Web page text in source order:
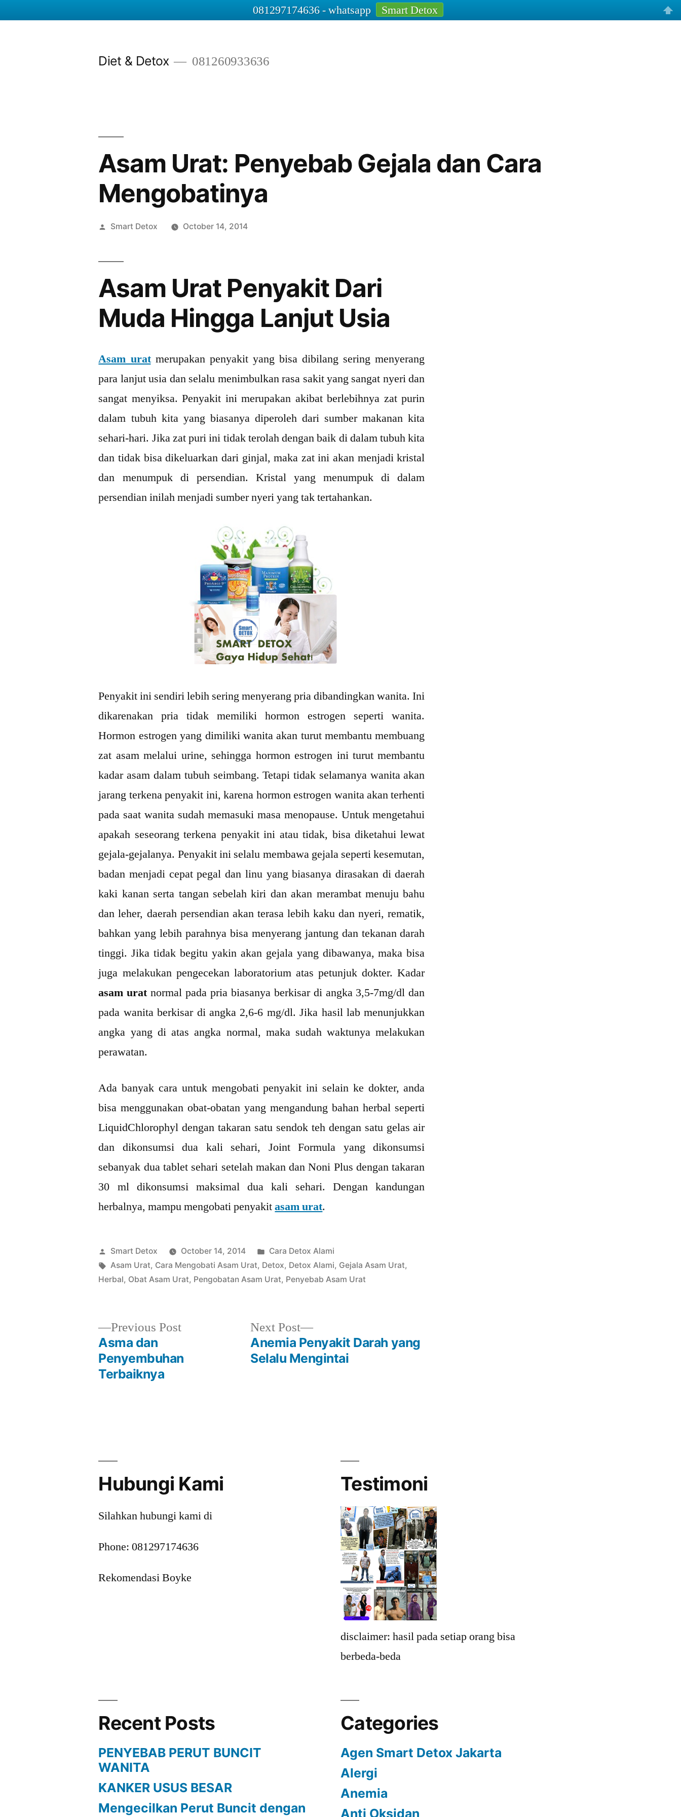
Diet & Detox 081260933636
Asam Urat: Penyebab Gejala dan Cara
Mengobatinya
Posted
Smart Detox October 14, 2014
Asam Urat Penyakit Dari
Muda Hingga Lanjut Usia
Asam uratmerupakan penyakit yang bisa dibilang sering menyerang
para lanjut usia dan selalu menimbulkan rasa sakit yang sangat nyeri dan
sangat menyiksa. Penyakit ini merupakan akibat berlebihnya zat purin
dalam tubuh kita yang biasanya diperoleh dari sumber makanan kita
sehari-hari. Jika zat puri ini tidak terolah dengan baik di dalam tubuh kita
dan tidak bisa dikeluarkan dari ginjal, maka zat ini akan menjadi kristal
dan menumpuk di persendian. Kristal yang menumpuk di dalam
persendian inilah menjadi sumber nyeri yang tak tertahankan.
Penyakit ini sendiri lebih sering menyerang pria dibandingkan wanita. Ini
dikarenakan pria tidak memiliki hormon estrogen seperti wanita.
Hormon estrogen yang dimiliki wanita akan turut membantu membuang
zat asam melalui urine, sehingga hormon estrogen ini turut membantu
kadar asam dalam tubuh seimbang. Tetapi tidak selamanya wanita akan
jarang terkena penyakit ini, karena hormon estrogen wanita akan terhenti
pada saat wanita sudah memasuki masa menopause. Untuk mengetahui
apakah seseorang terkena penyakit ini atau tidak, bisa diketahui lewat
gejala-gejalanya. Penyakit ini selalu membawa gejala seperti kesemutan,
badan menjadi cepat pegal dan linu yang biasanya dirasakan di daerah
kaki kanan serta tangan sebelah kiri dan akan merambat menuju bahu
dan leher, daerah persendian akan terasa lebih kaku dan nyeri, rematik,
bahkan yang lebih parahnya bisa menyerang jantung dan tekanan darah
tinggi. Jika tidak begitu yakin akan gejala yang dibawanya, maka bisa
juga melakukan pengecekan laboratorium atas petunjuk dokter. Kadar
asam uratnormal pada pria biasanya berkisar di angka 3,5-7mg/dl dan
pada wanita berkisar di angka 2,6-6 mg/dl. Jika hasil lab menunjukkan
angka yang di atas angka normal, maka sudah waktunya melakukan
perawatan.
Ada banyak cara untuk mengobati penyakit ini selain ke dokter, anda
bisa menggunakan obat-obatan yang mengandung bahan herbal seperti
LiquidChlorophyl dengan takaran satu sendok teh dengan satu gelas air
dan dikonsumsi dua kali sehari, Joint Formula yang dikonsumsi
sebanyak dua tablet sehari setelah makan dan Noni Plus dengan takaran
30 ml dikonsumsi maksimal dua kali sehari. Dengan kandungan
herbalnya, mampu mengobati penyakitasam urat.
Posted
by
Smart Detox October 14, 2014
Posted
in
Cara Detox Alami
Tags:
Asam Urat, Cara Mengobati Asam Urat, Detox, Detox Alami, Gejala Asam Urat,
Herbal, Obat Asam Urat, Pengobatan Asam Urat, Penyebab Asam Urat
navigation
Previous PostPrevious
Asma dan
Penyembuhan
Terbaiknya
Next Post
Next
post:
Anemia Penyakit Darah yang
Selalu Mengintai
Hubungi Kami
Silahkan hubungi kami di
Phone: 081297174636
Rekomendasi Boyke
Testimoni
disclaimer: hasil pada setiap orang bisa
berbeda-beda
Recent Posts
PENYEBAB PERUT BUNCIT
WANITA
KANKER USUS BESAR
Mengecilkan Perut Buncit dengan
Categories
Agen Smart Detox Jakarta
Alergi
Anemia
Anti Oksidan
081297174636 - whatsapp Smart Detox